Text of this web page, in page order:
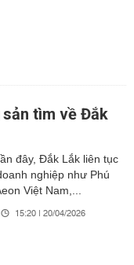
tìm về Đắk
đây, Đắk Lắk liên tục
nghiệp như Phú
Việt Nam,...
15:20 | 20/04/2026